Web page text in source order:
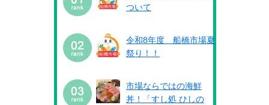
ついて
令和8年度 船橋市場夏
祭り！！
市場ならではの海鮮
丼！「すし処 ひしの